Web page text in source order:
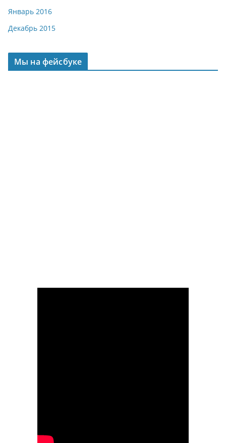
Январь 2016
Декабрь 2015
Мы на фейсбуке